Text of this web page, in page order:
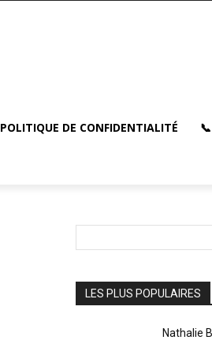
POLITIQUE DE CONFIDENTIALITÉ
LES PLUS POPULAIRES
Nathalie